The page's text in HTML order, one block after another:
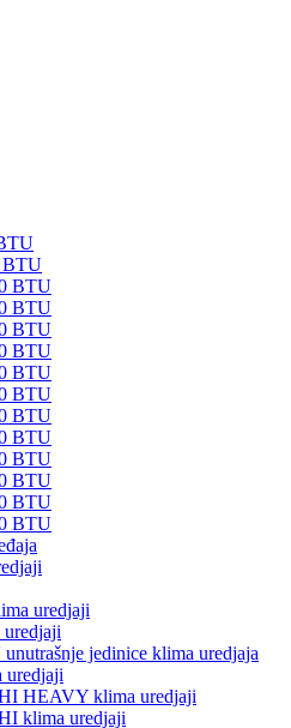
BTU
BTU
BTU
BTU
BTU
BTU
BTU
BTU
BTU
BTU
BTU
BTU
BTU
uredjaji
jedinice klima uredjaja
uredjaji
HEAVY klima uredjaji
klima uredjaji